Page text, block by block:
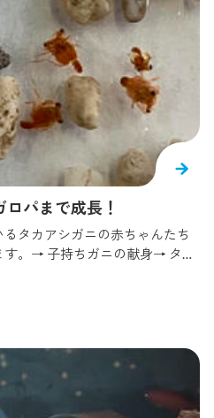
背中にかけてなどにくっつい
クラエビ（の身）です。メガロ
長く伸びて形が大きく変化し
ここまで成長させるために飼
やりなどを丁寧に行ってきま
ガニまで成長させることはと
の皆様のアドバイスもいただき
で成長させることができまし
姿をお客様にもご覧いただけ
飼育員カウンターにてタカアシ
した！現在はメガロパ幼生と
けます。今しか見ることがで
子を、この機会にぜひご覧く
により、予告なく展示を中止、
パまで成長！
タカアシガニの赤ちゃんたち
。→ 子持ちガニの献身→ タカ
ご紹介したゾエア1期から約1
しました。その後も毎日の水替
ろ、ゾエア2期を確認してから
生は、カニの形にぐっと近づく
みると、脚でしっかり砂をつ
のときよりも「カニらしさ」が
た。今年は飼育設備を見直し